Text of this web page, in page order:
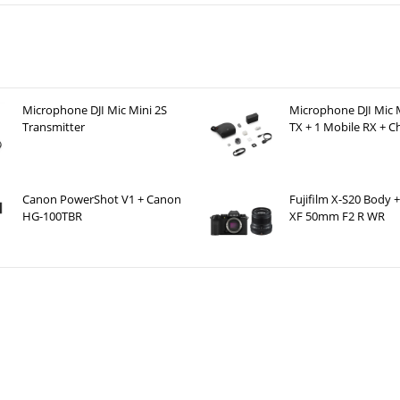
các thân máy quay phim cỡ lớn như FX6 nhưng cao hơn các mẫu
biến có công nghệ đèn nền, tạo ra chất lượng hình ảnh rất cao.
cao vì khả năng truyền tải tông màu phong phú, dải động tuyệt vời
Microphone DJI Mic Mini 2S
Transmitter
Microphone DJI Mic
TX + 1 Mobile RX +
Canon PowerShot V1 + Canon
HG-100TBR
Fujifilm X-S20 Body
XF 50mm F2 R WR